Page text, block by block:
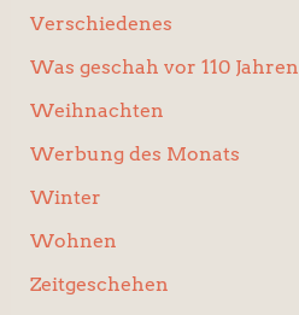
Verschiedenes
Was geschah vor 110 Jahren
Weihnachten
Werbung des Monats
Winter
Wohnen
Zeitgeschehen